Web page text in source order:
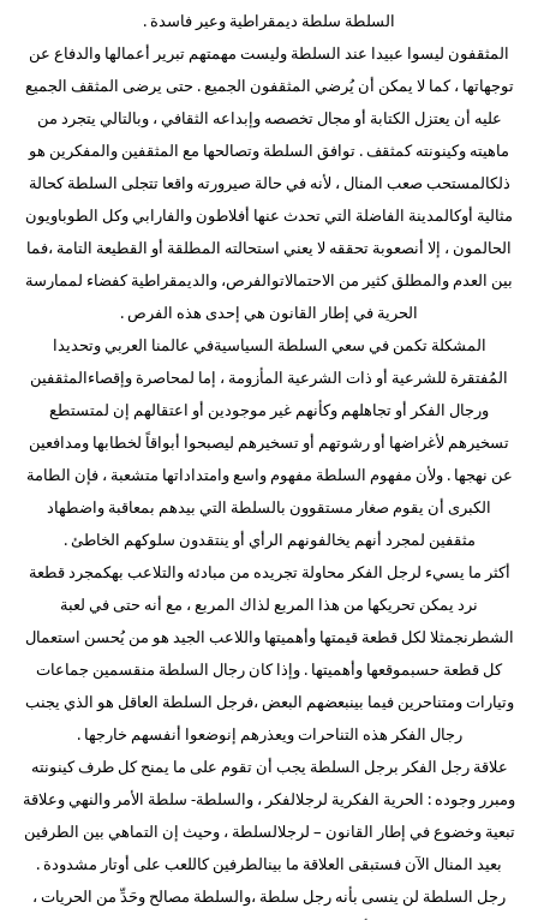
السلطة سلطة ديمقراطية وعير فاسدة .
المثقفون ليسوا عبيدا عند السلطة وليست مهمتهم تبرير أعمالها والدفاع عن
توجهاتها ، كما لا يمكن أن يُرضي المثقفون الجميع . حتى يرضى المثقف الجميع
عليه أن يعتزل الكتابة أو مجال تخصصه وإبداعه الثقافي ، وبالتالي يتجرد من
ماهيته وكينونته كمثقف . توافق السلطة وتصالحها مع المثقفين والمفكرين هو
ذلكالمستحب صعب المنال ، لأنه في حالة صيرورته واقعا تتجلى السلطة كحالة
مثالية أوكالمدينة الفاضلة التي تحدث عنها أفلاطون والفارابي وكل الطوباويون
الحالمون ، إلا أنصعوبة تحققه لا يعني استحالته المطلقة أو القطيعة التامة ،فما
بين العدم والمطلق كثير من الاحتمالاتوالفرص، والديمقراطية كفضاء لممارسة
الحرية في إطار القانون هي إحدى هذه الفرص .
المشكلة تكمن في سعي السلطة السياسيةفي عالمنا العربي وتحديدا
المُفتقرة للشرعية أو ذات الشرعية المأزومة ، إما لمحاصرة وإقصاءالمثقفين
ورجال الفكر أو تجاهلهم وكأنهم غير موجودين أو اعتقالهم إن لمتستطع
تسخيرهم لأغراضها أو رشوتهم أو تسخيرهم ليصبحوا أبواقاً لخطابها ومدافعين
عن نهجها . ولأن مفهوم السلطة مفهوم واسع وامتداداتها متشعبة ، فإن الطامة
الكبرى أن يقوم صغار مستقوون بالسلطة التي بيدهم بمعاقبة واضطهاد
مثقفين لمجرد أنهم يخالفونهم الرأي أو ينتقدون سلوكهم الخاطئ .
أكثر ما يسيء لرجل الفكر محاولة تجريده من مبادئه والتلاعب بهكمجرد قطعة
نرد يمكن تحريكها من هذا المربع لذاك المربع ، مع أنه حتى في لعبة
الشطرنجمثلا لكل قطعة قيمتها وأهميتها واللاعب الجيد هو من يُحسن استعمال
كل قطعة حسبموقعها وأهميتها . وإذا كان رجال السلطة منقسمين جماعات
وتيارات ومتناحرين فيما بينبعضهم البعض ،فرجل السلطة العاقل هو الذي يجنب
رجال الفكر هذه التناحرات ويعذرهم إنوضعوا أنفسهم خارجها .
علاقة رجل الفكر برجل السلطة يجب أن تقوم على ما يمنح كل طرف كينونته
ومبرر وجوده : الحرية الفكرية لرجلالفكر ، والسلطة- سلطة الأمر والنهي وعلاقة
تبعية وخضوع في إطار القانون – لرجلالسلطة ، وحيث إن التماهي بين الطرفين
بعيد المنال الآن فستبقى العلاقة ما بينالطرفين كاللعب على أوتار مشدودة .
رجل السلطة لن ينسى بأنه رجل سلطة ،والسلطة مصالح وحَدِّ من الحريات ،